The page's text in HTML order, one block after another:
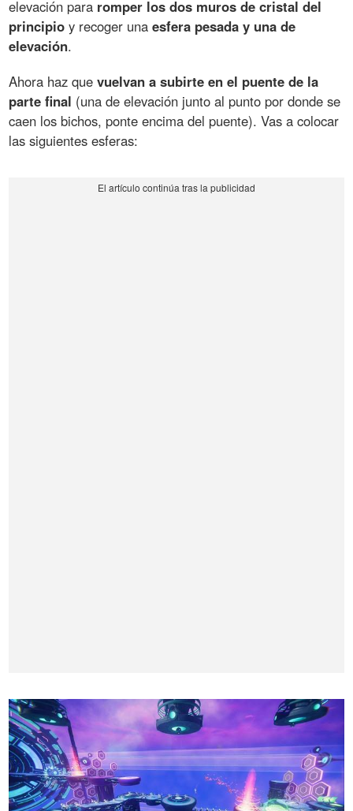
elevación para romper los dos muros de cristal del
principio y recoger unaesfera pesada y una de
elevación.
Ahora haz quevuelvan a subirte en el puente de la
parte final (una de elevación junto al punto por donde se
caen los bichos, ponte encima del puente). Vas a colocar
las siguientes esferas: